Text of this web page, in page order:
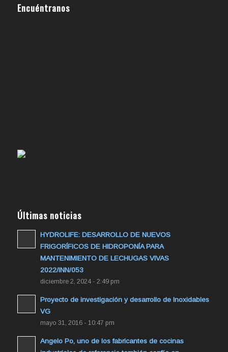
Encuéntranos
Últimas noticias
HYDROLIFE: DESARROLLO DE NUEVOS
FRIGORÍFICOS DE HIDROPONÍA PARA
MANTENIMIENTO DE LECHUGAS VIVAS
2022/INN/053
diciembre 2, 2024 - 2:49 pm
Proyecto de investigación y desarrollo de Inoxidables
VG
mayo 31, 2016 - 10:47 pm
Angelo Po, uno de los fabricantes de cocinas